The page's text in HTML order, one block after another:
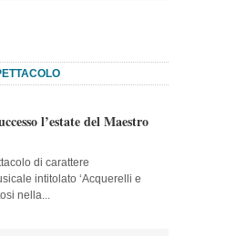
l’estate del Maestro
di carattere
intitolato ‘Acquerelli e
nella...